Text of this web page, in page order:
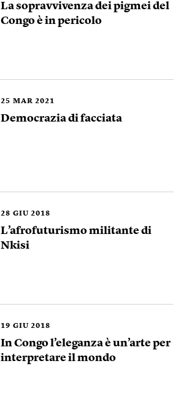
La sopravvivenza dei pigmei del
Congo è in pericolo
25 MAR 2021
Democrazia di facciata
28 GIU 2018
L’afrofuturismo militante di
Nkisi
19 GIU 2018
In Congo l’eleganza è un’arte per
interpretare il mondo